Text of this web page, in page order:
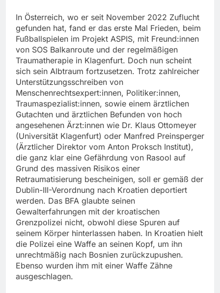
In Österreich, wo er seit November 2022 Zuflucht
gefunden hat, fand er das erste Mal Frieden, beim
Fußballspielen im Projekt ASPIS, mit Freund:innen
von SOS Balkanroute und der regelmäßigen
Traumatherapie in Klagenfurt. Doch nun scheint
sich sein Albtraum fortzusetzen. Trotz zahlreicher
Unterstützungsschreiben von
Menschenrechtsexpert:innen, Politiker:innen,
Traumaspezialist:innen, sowie einem ärztlichen
Gutachten und ärztlichen Befunden von hoch
angesehenen Ärzt:innen wie Dr. Klaus Ottomeyer
(Universität Klagenfurt) oder Manfred Preinsperger
(Ärztlicher Direktor vom Anton Proksch Institut),
die ganz klar eine Gefährdung von Rasool auf
Grund des massiven Risikos einer
Retraumatisierung bescheinigen, soll er gemäß der
Dublin-III-Verordnung nach Kroatien deportiert
werden. Das BFA glaubte seinen
Gewalterfahrungen mit der kroatischen
Grenzpolizei nicht, obwohl diese Spuren auf
seinem Körper hinterlassen haben. In Kroatien hielt
die Polizei eine Waffe an seinen Kopf, um ihn
unrechtmäßig nach Bosnien zurückzupushen.
Ebenso wurden ihm mit einer Waffe Zähne
ausgeschlagen.